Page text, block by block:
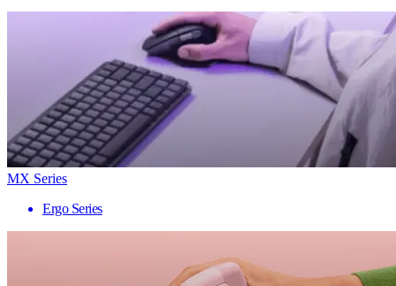
MX Series
Ergo Series